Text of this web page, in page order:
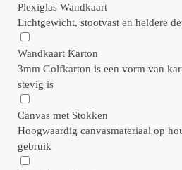
Plexiglas Wandkaart
Lichtgewicht, stootvast en heldere
Wandkaart Karton
3mm Golfkarton is een vorm van
stevig is
Canvas met Stokken
Hoogwaardig canvasmateriaal op
gebruik